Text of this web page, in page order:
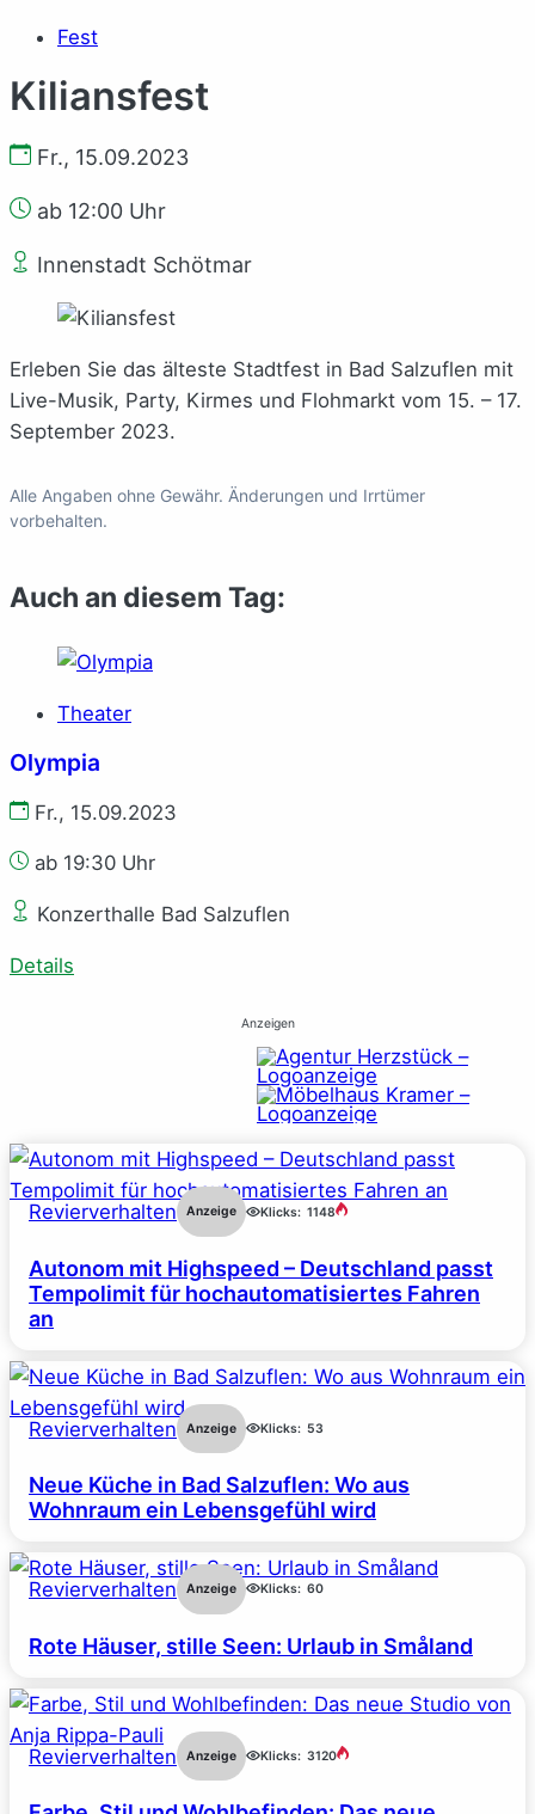
Fest
Kiliansfest
Fr., 15.09.2023
ab 12:00 Uhr
Innenstadt Schötmar
Erleben Sie das älteste Stadtfest in Bad Salzuflen mit
Live-Musik, Party, Kirmes und Flohmarkt vom 15. – 17.
September 2023.
Alle Angaben ohne Gewähr. Änderungen und Irrtümer
vorbehalten.
Auch an diesem Tag:
Theater
Olympia
Fr., 15.09.2023
ab 19:30 Uhr
Konzerthalle Bad Salzuflen
Details
Anzeigen
Revierverhalten Anzeige Klicks: 1148
Autonom mit Highspeed – Deutschland passt
Tempolimit für hochautomatisiertes Fahren
an
Revierverhalten Anzeige Klicks: 53
Neue Küche in Bad Salzuflen: Wo aus
Wohnraum ein Lebensgefühl wird
Revierverhalten Anzeige Klicks: 60
Rote Häuser, stille Seen: Urlaub in Småland
Revierverhalten Anzeige Klicks: 3120